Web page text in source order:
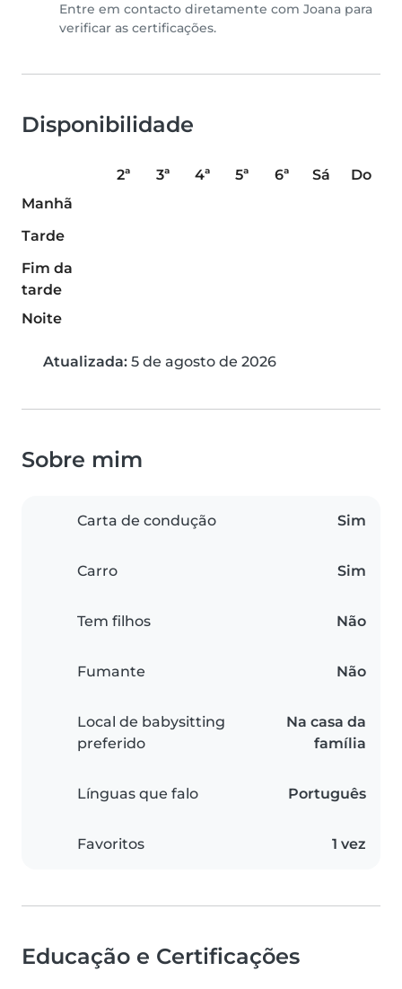
Entre em contacto diretamente com Joana para
verificar as certificações.
Disponibilidade
2ª 3ª 4ª 5ª 6ª Sá
Do
Manhã
Tarde
Fim da
tarde
Noite
Atualizada: 5 de agosto de 2026
Sobre mim
Carta de condução Sim
Carro Sim
Tem filhos Não
Fumante Não
Local de babysitting
preferido
Na casa da
família
Línguas que falo Português
Favoritos 1 vez
Educação e Certificações